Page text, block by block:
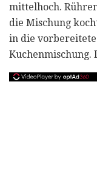
mittelhoch.
die Mischung
in die
Kuchenmischung.